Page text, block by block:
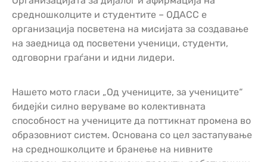
средношколците и студентите – ОДАСС е
организација посветена на мисијата за создавање
на заедница од посветени ученици, студенти,
одговорни граѓани и идни лидери.
Нашето мото гласи „Од учениците, за учениците“
бидејќи силно веруваме во колективната
способност на учениците да поттикнат промена во
образовниот систем. Основана со цел застапување
на средношколците и бранење на нивните